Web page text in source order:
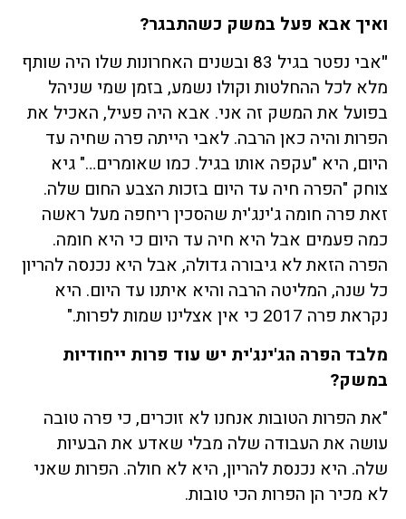
ואיך אבא פעל במשק כשהתבגר?
"
אבי נפטר בגיל 83 ובשנים האחרונות שלו היה שותף
מלא לכל ההחלטות וקולו נשמע, בזמן שמי שניהל
בפועל את המשק זה אני. אבא היה פעיל, האכיל את
הפרות והיה כאן הרבה. לאבי הייתה פרה שחיה עד
היום, היא "עקפה אותו בגיל. כמו שאומרים…" גיא
צוחק "הפרה חיה עד היום בזכות הצבע החום שלה.
זאת פרה חומה ג'ינג'ית שהסכין ריחפה מעל ראשה
כמה פעמים אבל היא חיה עד היום כי היא חומה.
הפרה הזאת לא גיבורה גדולה, אבל היא נכנסה להריון
כל שנה, המליטה הרבה והיא איתנו עד היום. היא
נקראת פרה 2017 כי אין אצלינו שמות לפרות."
מלבד הפרה הג'ינג'ית יש עוד פרות ייחודיות
במשק?
"את הפרות הטובות אנחנו לא זוכרים, כי פרה טובה
עושה את העבודה שלה מבלי שאדע את הבעיות
שלה. היא נכנסת להריון, היא לא חולה. הפרות שאני
לא מכיר הן הפרות הכי טובות.